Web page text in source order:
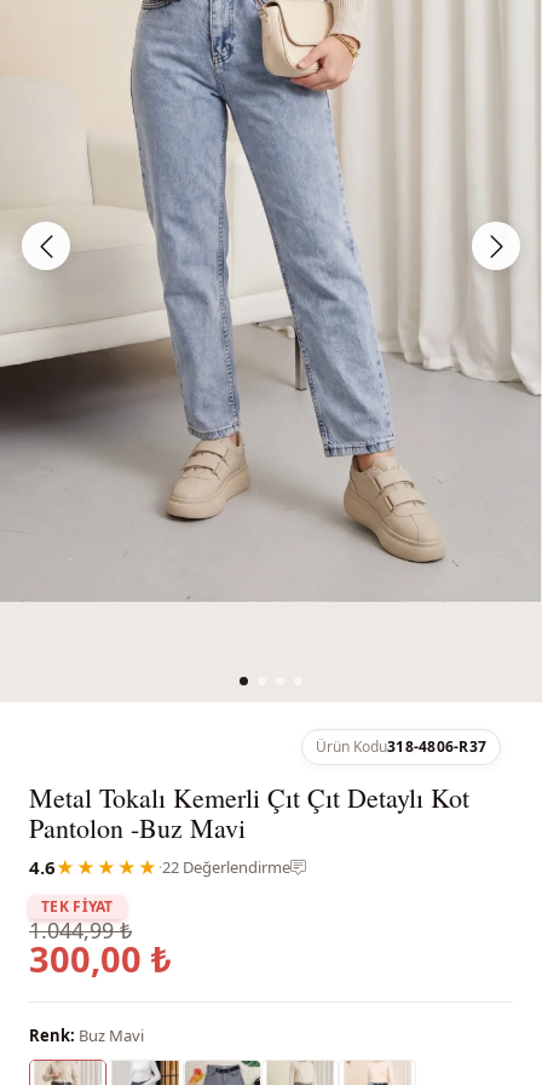
Ürün Kodu318-4806-R37
Metal Tokalı Kemerli Çıt Çıt Detaylı Kot
Pantolon -Buz Mavi
4.6★★★★★ ·22 Değerlendirme
TEK FİYAT
1.044,99 ₺
300,00 ₺
Renk: Buz Mavi